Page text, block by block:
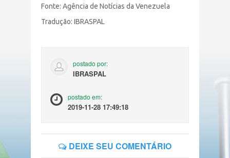
Fonte: Agência de Notícias da Venezuela
Tradução: IBRASPAL
postado por:
IBRASPAL
postado em:
2019-11-28 17:49:18
DEIXE SEU COMENTÁRIO